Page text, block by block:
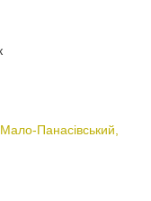
Панасівський,